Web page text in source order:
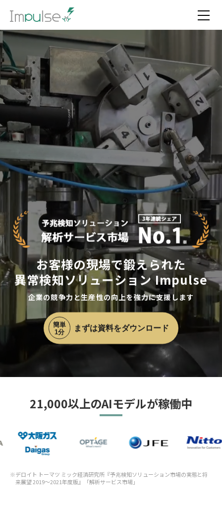
お客様の現場で鍛えられた
異常検知ソリューション Impulse
企業の競争力と生産性の向上を強力に支援します
まずは資料をダウンロード
21,000以上のAIモデルが稼働中
※デロイト トーマツ ミック経済研究所『予兆検知ソリューション市場の実態と将
来展望 2019〜2021年度版』「解析サービス市場」